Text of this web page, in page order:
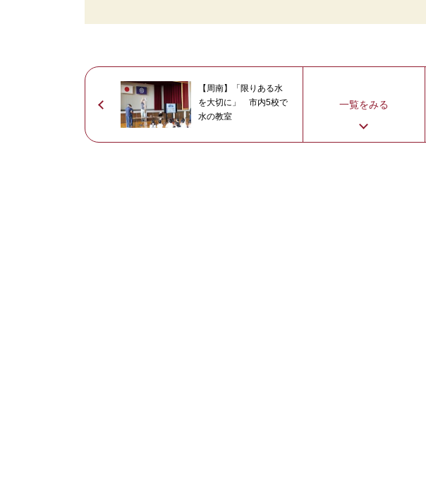
【周南】「限りある水
を大切に」 市内5校で
水の教室
一覧をみる